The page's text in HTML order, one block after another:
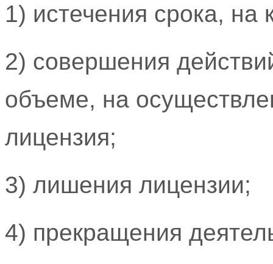
1) истечения срока,
2) совершения
объеме, на
лицензия;
3) лишения лицензии;
4) прекращения